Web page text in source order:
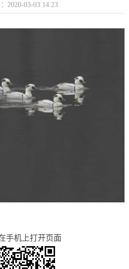
2020-03-03 14:23
手机上打开页面